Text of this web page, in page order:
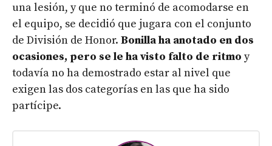
una lesión, y que no terminó de acomodarse en
el equipo, se decidió que jugara con el conjunto
de División de Honor. Bonilla ha anotado en dos
ocasiones, pero se le ha visto falto de ritmo y
todavía no ha demostrado estar al nivel que
exigen las dos categorías en las que ha sido
partícipe.